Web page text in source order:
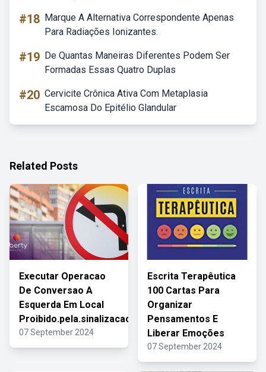
#18 Marque A Alternativa Correspondente Apenas
Para Radiações Ionizantes.
#19 De Quantas Maneiras Diferentes Podem Ser
Formadas Essas Quatro Duplas
#20 Cervicite Crônica Ativa Com Metaplasia
Escamosa Do Epitélio Glandular
Related Posts
Executar Operacao
De Conversao A
Esquerda Em Local
Proibido.pela.sinalizacao
07 September 2024
Escrita Terapêutica
100 Cartas Para
Organizar
Pensamentos E
Liberar Emoções
07 September 2024